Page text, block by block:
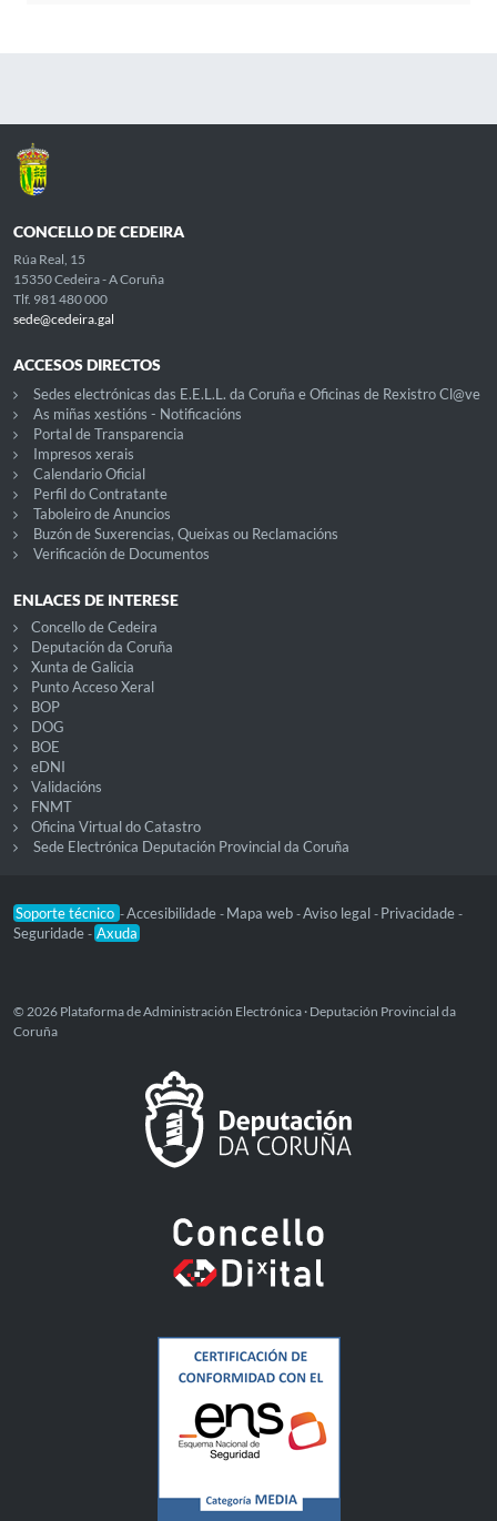
CONCELLO DE CEDEIRA
Rúa Real, 15
15350 Cedeira - A Coruña
Tlf. 981 480 000
sede@cedeira.gal
ACCESOS DIRECTOS
Sedes electrónicas das E.E.L.L. da Coruña e Oficinas de Rexistro Cl@ve
As miñas xestións - Notificacións
Portal de Transparencia
Impresos xerais
Calendario Oficial
Perfil do Contratante
Taboleiro de Anuncios
Buzón de Suxerencias, Queixas ou Reclamacións
Verificación de Documentos
ENLACES DE INTERESE
Concello de Cedeira
Deputación da Coruña
Xunta de Galicia
Punto Acceso Xeral
BOP
DOG
BOE
eDNI
Validacións
FNMT
Oficina Virtual do Catastro
Sede Electrónica Deputación Provincial da Coruña
Soporte técnico -Accesibilidade - Mapa web -Aviso legal - Privacidade -
Seguridade - Axuda
© 2026 Plataforma de Administración Electrónica · Deputación Provincial da
Coruña